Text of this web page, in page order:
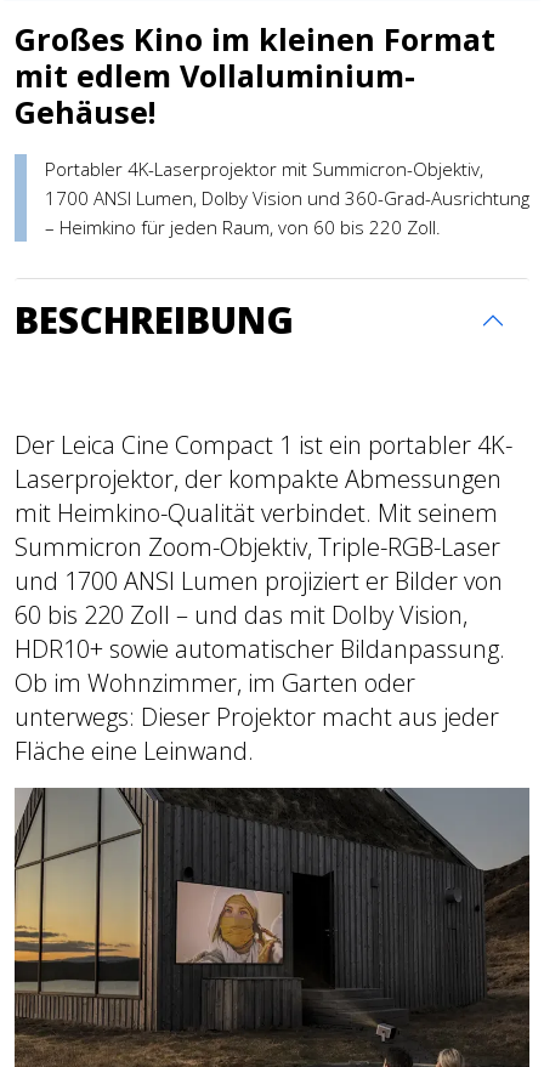
Großes Kino im kleinen Format
mit edlem Vollaluminium-
Gehäuse!
Portabler 4K-Laserprojektor mit Summicron-Objektiv,
1700 ANSI Lumen, Dolby Vision und 360-Grad-Ausrichtung
– Heimkino für jeden Raum, von 60 bis 220 Zoll.
BESCHREIBUNG
Der Leica Cine Compact 1 ist ein portabler 4K-
Laserprojektor, der kompakte Abmessungen
mit Heimkino-Qualität verbindet. Mit seinem
Summicron Zoom-Objektiv, Triple-RGB-Laser
und 1700 ANSI Lumen projiziert er Bilder von
60 bis 220 Zoll – und das mit Dolby Vision,
HDR10+ sowie automatischer Bildanpassung.
Ob im Wohnzimmer, im Garten oder
unterwegs: Dieser Projektor macht aus jeder
Fläche eine Leinwand.